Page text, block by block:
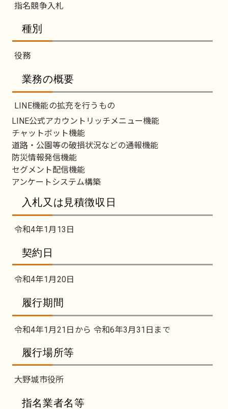
指名競争入札
種別
役務
業務の概要
LINE機能の拡充を行うもの
LINE公式アカウントリッチメニュー機能
チャットボット機能
道路・公園等の破損状況などの通報機能
防災情報発信機能
セグメント配信機能
アンケートシステム構築
入札又は見積徴収日
令和4年1月13日
契約日
令和4年1月20日
履行期間
令和4年1月21日から 令和6年3月31日まで
履行場所等
大野城市役所
指名業者名等